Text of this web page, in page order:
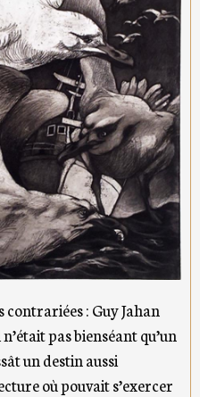
contrariées : Guy Jahan
pas bienséant qu’un
un destin aussi
où pouvait s’exercer